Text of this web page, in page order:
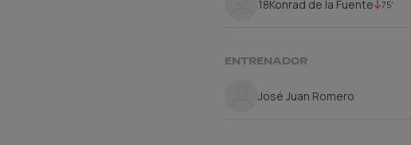
18Konrad de la Fuente 75'
ENTRENADOR
José Juan Romero